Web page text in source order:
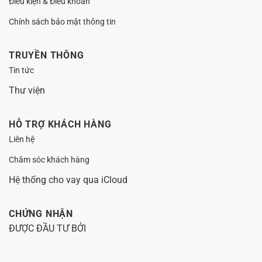
Chính sách bảo mật thông tin
TRUYỀN THÔNG
Tin tức
Thư viện
HỖ TRỢ KHÁCH HÀNG
Liên hệ
Chăm sóc khách hàng
Hệ thống cho vay qua iCloud
CHỨNG NHẬN
ĐƯỢC ĐẦU TƯ BỞI